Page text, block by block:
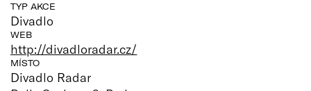
TYP AKCE
Divadlo
WEB
http://divadloradar.cz/
MÍSTO
Divadlo Radar